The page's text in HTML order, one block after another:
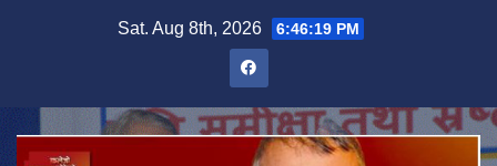
Sat. Aug 8th, 2026 6:46:20 PM